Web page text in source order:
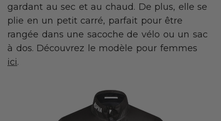
gardant au sec et au chaud. De plus, elle se
plie en un petit carré, parfait pour être
rangée dans une sacoche de vélo ou un sac
à dos. Découvrez le modèle pour femmes
ici.